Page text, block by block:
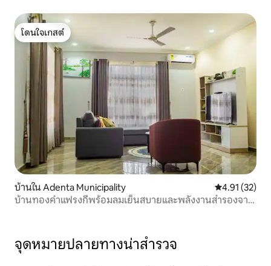
โดนใจเกสต์
โดนใจเกสต์
บ้านใน Adenta Municipality คะแนนเฉลี่ย
4.91 (32)
บ้านทองคำแฟรงกี้พร้อมลมเย็นสบายและพลังงานสำรองจาก
จุดหมายปลายทางน่าสำรวจ